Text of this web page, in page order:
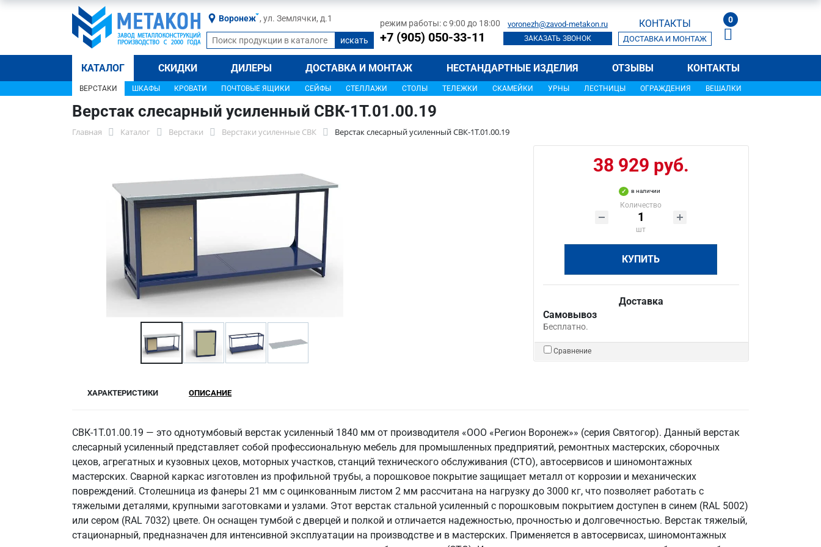
Воронеж , ул. Землячки, д.1 режим работы: с 9:00 до 18:00
+7 (905) 050-33-11
voronezh@zavod-metakon.ru
ЗАКАЗАТЬ ЗВОНОК
КОНТАКТЫ
ДОСТАВКА И МОНТАЖ
0
КАТАЛОГ СКИДКИ ДИЛЕРЫ ДОСТАВКА И МОНТАЖ НЕСТАНДАРТНЫЕ ИЗДЕЛИЯ ОТЗЫВЫ КОНТАКТЫ
ВЕРСТАКИ ШКАФЫ КРОВАТИ ПОЧТОВЫЕ ЯЩИКИ СЕЙФЫ СТЕЛЛАЖИ СТОЛЫ ТЕЛЕЖКИ СКАМЕЙКИ УРНЫ ЛЕСТНИЦЫ ОГРАЖДЕНИЯ ВЕШАЛКИ
Верстак слесарный усиленный СВК-1Т.01.00.19
Главная Каталог Верстаки Верстаки усиленные СВК Верстак слесарный усиленный СВК-1Т.01.00.19
38 929 руб.
в наличии
Количество
шт
КУПИТЬ
Доставка
Самовывоз
Бесплатно.
Сравнение
ХАРАКТЕРИСТИКИ ОПИСАНИЕ
СВК-1Т.01.00.19 — это однотумбовый верстак усиленный 1840 мм от производителя «ООО «Регион Воронеж»» (серия Святогор). Данный верстак
слесарный усиленный представляет собой профессиональную мебель для промышленных предприятий, ремонтных мастерских, сборочных
цехов, агрегатных и кузовных цехов, моторных участков, станций технического обслуживания (СТО), автосервисов и шиномонтажных
мастерских. Сварной каркас изготовлен из профильной трубы, а порошковое покрытие защищает металл от коррозии и механических
повреждений. Столешница из фанеры 21 мм с оцинкованным листом 2 мм рассчитана на нагрузку до 3000 кг, что позволяет работать с
тяжелыми деталями, крупными заготовками и узлами. Этот верстак стальной усиленный с порошковым покрытием доступен в синем (RAL 5002)
или сером (RAL 7032) цвете. Он оснащен тумбой с дверцей и полкой и отличается надежностью, прочностью и долговечностью. Верстак тяжелый,
стационарный, предназначен для интенсивной эксплуатации на производстве и в мастерских. Применяется в автосервисах, шиномонтажных